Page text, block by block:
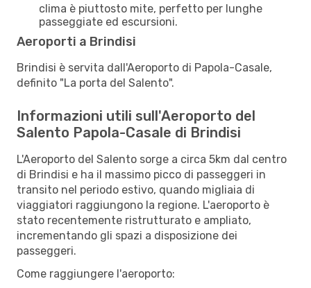
clima è piuttosto mite, perfetto per lunghe
passeggiate ed escursioni.
Aeroporti a Brindisi
Brindisi è servita dall'Aeroporto di Papola-Casale,
definito "La porta del Salento".
Informazioni utili sull'Aeroporto del
Salento Papola-Casale di Brindisi
L'Aeroporto del Salento sorge a circa 5km dal centro
di Brindisi e ha il massimo picco di passeggeri in
transito nel periodo estivo, quando migliaia di
viaggiatori raggiungono la regione. L'aeroporto è
stato recentemente ristrutturato e ampliato,
incrementando gli spazi a disposizione dei
passeggeri.
Come raggiungere l'aeroporto: